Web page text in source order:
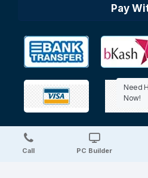
Pay
Copyright © 2025
Call PC Builder
Need
Now!